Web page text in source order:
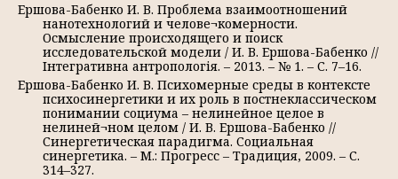
Ершова-Бабенко И. В. Проблема взаимоотношений
нанотехнологий и челове¬комерности.
Осмысление происходящего и поиск
исследовательской модели / И. В. Ершова-Бабенко //
Інтегративна антропологія. – 2013. – № 1. – С. 7–16.
Ершова-Бабенко И. В. Психомерные среды в контексте
психосинергетики и их роль в постнеклассическом
понимании социума – нелинейное целое в
нелиней¬ном целом / И. В. Ершова-Бабенко //
Синергетическая парадигма. Социальная
синергетика. – М.: Прогресс – Традиция, 2009. – С.
314–327.